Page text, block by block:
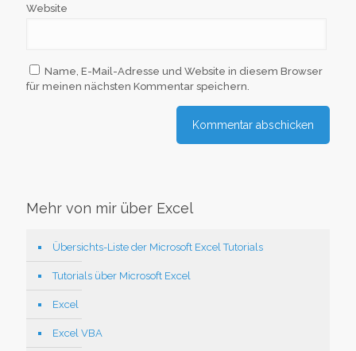
Website
Name, E-Mail-Adresse und Website in diesem Browser
für meinen nächsten Kommentar speichern.
Mehr von mir über Excel
Übersichts-Liste der Microsoft Excel Tutorials
Tutorials über Microsoft Excel
Excel
Excel VBA